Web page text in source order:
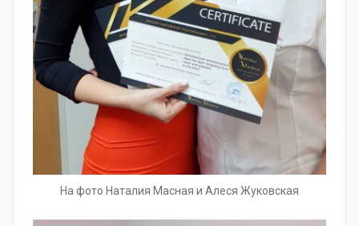
На фото Наталия Масная и Алеся Жуковская